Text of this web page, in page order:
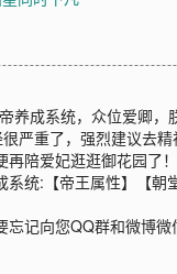
养成系统，众位爱卿
严重了，强烈建议
陪爱妃逛逛御花园
系统:【帝王属性】
记向您QQ群和微博微